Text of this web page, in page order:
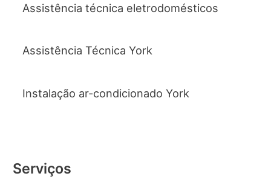
Assistência técnica eletrodomésticos
Assistência Técnica York
Instalação ar-condicionado York
Serviços